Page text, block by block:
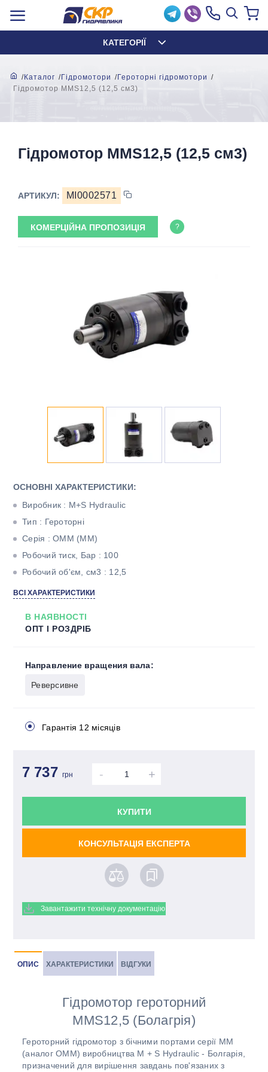
КАТЕГОРІЇ
Каталог Гідромотори
Героторні гідромотори
Гідромотор MМS12,5 (12,5 см3)
Гідромотор MМS12,5 (12,5 см3)
АРТИКУЛ: MI0002571
КОМЕРЦІЙНА ПРОПОЗИЦІЯ ?
ОСНОВНІ ХАРАКТЕРИСТИКИ:
Виробник : M+S Hydraulic
Тип : Героторні
Серія : ОММ (ММ)
Робочий тиск, Бар : 100
Робочий об'єм, см3 : 12,5
Максимальний крутний момент, Н * м : 16
Тип валу : Циліндричний під шпонку
ВСІ ХАРАКТЕРИСТИКИ
В НАЯВНОСТІ
ОПТ І РОЗДРІБ
Направление вращения вала:
Реверсивне
Гарантія 12 місяців
7 737 грн - +
КУПИТИ
КОНСУЛЬТАЦІЯ ЕКСПЕРТА
Завантажити технічну документацію
ОПИС ХАРАКТЕРИСТИКИ ВІДГУКИ
Гідромотор героторний
MMS12,5 (Болагрія)
Героторний гідромотор з бічними портами серії ММ
(аналог OMM) виробництва M + S Hydraulic - Болгарія,
призначений для вирішення завдань пов'язаних з